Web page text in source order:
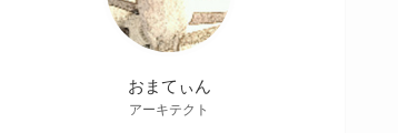
おまてぃん
アーキテクト